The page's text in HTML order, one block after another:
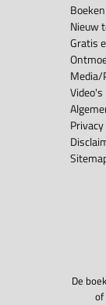
Nieuw
Gratis
Media/
Video's
De